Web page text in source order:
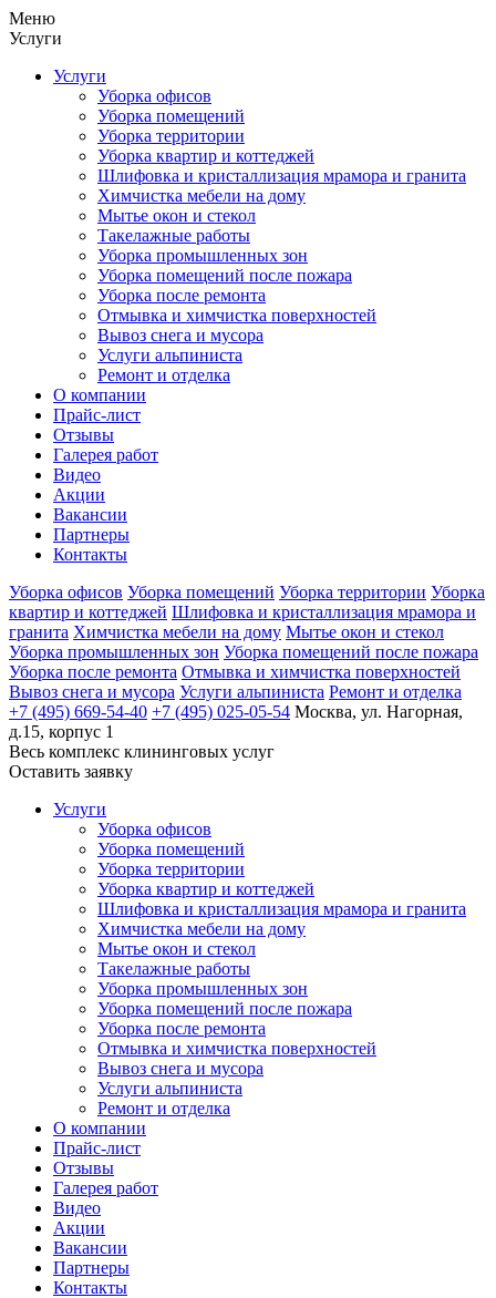
Меню
Услуги
Услуги
Уборка офисов
Уборка помещений
Уборка территории
Уборка квартир и коттеджей
Шлифовка и кристаллизация мрамора и гранита
Химчистка мебели на дому
Мытье окон и стекол
Такелажные работы
Уборка промышленных зон
Уборка помещений после пожара
Уборка после ремонта
Отмывка и химчистка поверхностей
Вывоз снега и мусора
Услуги альпиниста
Ремонт и отделка
О компании
Прайс-лист
Отзывы
Галерея работ
Видео
Акции
Вакансии
Партнеры
Контакты
Уборка офисов Уборка помещений Уборка территории Уборка
квартир и коттеджей Шлифовка и кристаллизация мрамора и
гранита Химчистка мебели на дому Мытье окон и стекол
Уборка промышленных зон Уборка помещений после пожара
Уборка после ремонта Отмывка и химчистка поверхностей
Вывоз снега и мусора Услуги альпиниста Ремонт и отделка
+7 (495) 669-54-40 +7 (495) 025-05-54 Москва, ул. Нагорная,
д.15, корпус 1
Весь комплекс клининговых услуг
Оставить заявку
Услуги
Уборка офисов
Уборка помещений
Уборка территории
Уборка квартир и коттеджей
Шлифовка и кристаллизация мрамора и гранита
Химчистка мебели на дому
Мытье окон и стекол
Такелажные работы
Уборка промышленных зон
Уборка помещений после пожара
Уборка после ремонта
Отмывка и химчистка поверхностей
Вывоз снега и мусора
Услуги альпиниста
Ремонт и отделка
О компании
Прайс-лист
Отзывы
Галерея работ
Видео
Акции
Вакансии
Партнеры
Контакты